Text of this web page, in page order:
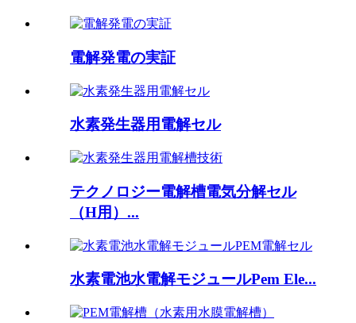
電解発電の実証
水素発生器用電解セル
テクノロジー電解槽電気分解セル
（H用）...
水素電池水電解モジュールPem Ele...